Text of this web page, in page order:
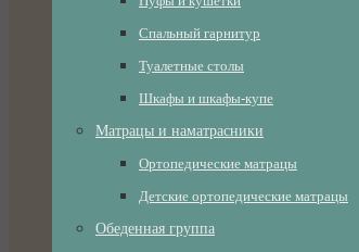
Спальный гарнитур
Туалетные столы
Шкафы и шкафы-купе
Матрацы и наматрасники
Ортопедические матрацы
Детские ортопедические матрацы
Обеденная группа